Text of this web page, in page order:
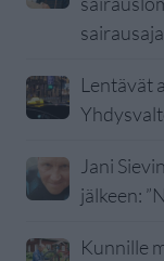
Lentävät
Jani
jälkeen:
Kunnille